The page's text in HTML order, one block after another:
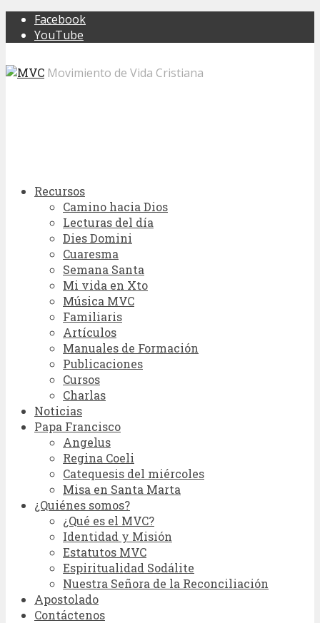
Facebook
YouTube
Movimiento de Vida Cristiana
Recursos
Camino hacia Dios
Lecturas del día
Dies Domini
Cuaresma
Semana Santa
Mi vida en Xto
Música MVC
Familiaris
Artículos
Manuales de Formación
Publicaciones
Cursos
Charlas
Noticias
Papa Francisco
Angelus
Regina Coeli
Catequesis del miércoles
Misa en Santa Marta
¿Quiénes somos?
¿Qué es el MVC?
Identidad y Misión
Estatutos MVC
Espiritualidad Sodálite
Nuestra Señora de la Reconciliación
Apostolado
Contáctenos